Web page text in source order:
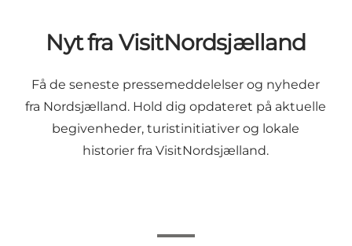
Nyt fra VisitNordsjælland
Få de seneste pressemeddelelser og nyheder
fra Nordsjælland. Hold dig opdateret på aktuelle
begivenheder, turistinitiativer og lokale
historier fra VisitNordsjælland.
Vis filtre